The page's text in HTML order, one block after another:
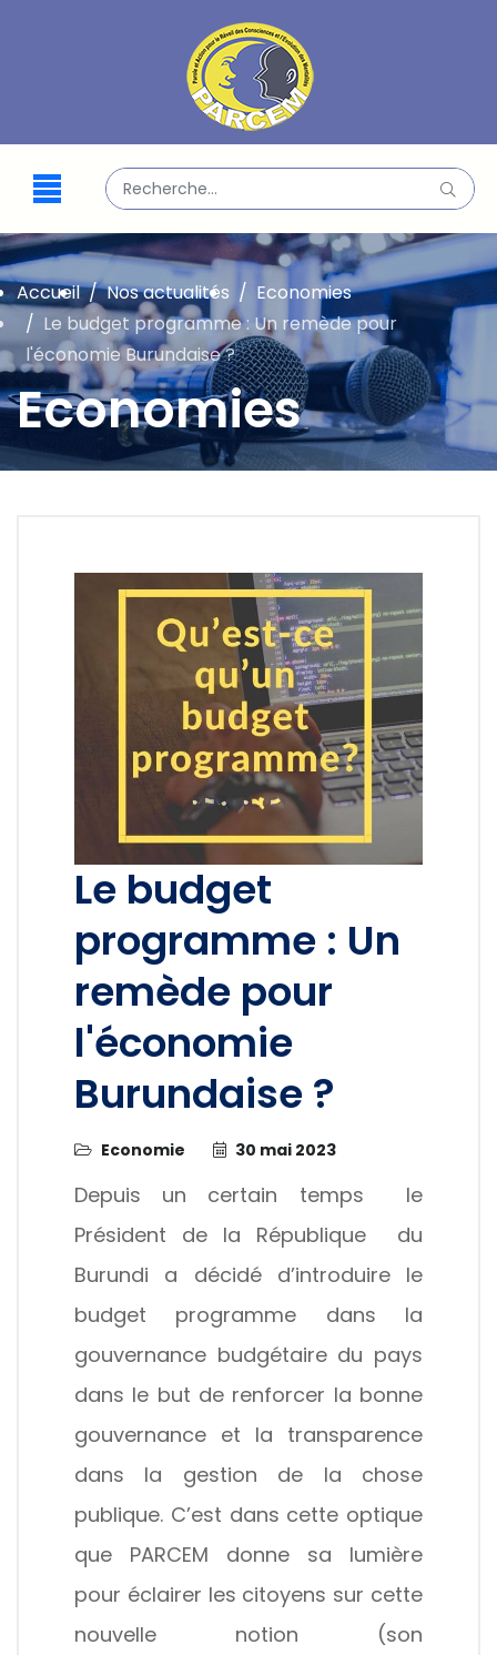
Valider
Economies
Accueil Nos actualités
Economies
Le budget programme : Un remède pour
l'économie Burundaise ?
Le budget
programme : Un
remède pour
l'économie
Burundaise ?
Economie 30 mai 2023
Depuis un certain temps le
Président de la République du
Burundi a décidé d’introduire le
budget programme dans la
gouvernance budgétaire du pays
dans le but de renforcer la bonne
gouvernance et la transparence
dans la gestion de la chose
publique. C’est dans cette optique
que PARCEM donne sa lumière
pour éclairer les citoyens sur cette
nouvelle notion (son